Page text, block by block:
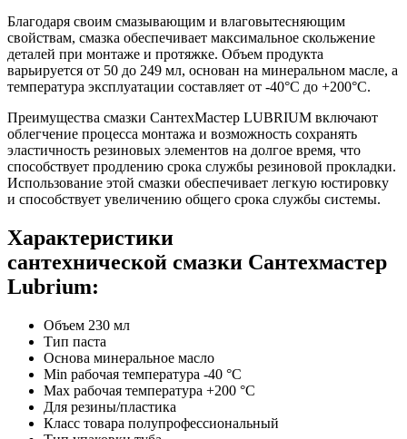
Благодаря своим смазывающим и влаговытесняющим
свойствам, смазка обеспечивает максимальное скольжение
деталей при монтаже и протяжке. Объем продукта
варьируется от 50 до 249 мл, основан на минеральном масле, а
температура эксплуатации составляет от -40°C до +200°C.
Преимущества смазки СантехМастер LUBRIUM включают
облегчение процесса монтажа и возможность сохранять
эластичность резиновых элементов на долгое время, что
способствует продлению срока службы резиновой прокладки.
Использование этой смазки обеспечивает легкую юстировку
и способствует увеличению общего срока службы системы.
Характеристики
сантехнической смазки Сантехмастер
Lubrium:
Объем 230 мл
Тип паста
Основа минеральное масло
Min рабочая температура -40 °С
Max рабочая температура +200 °С
Для резины/пластика
Класс товара полупрофессиональный